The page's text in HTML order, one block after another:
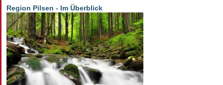
Region Pilsen - Im Überblick